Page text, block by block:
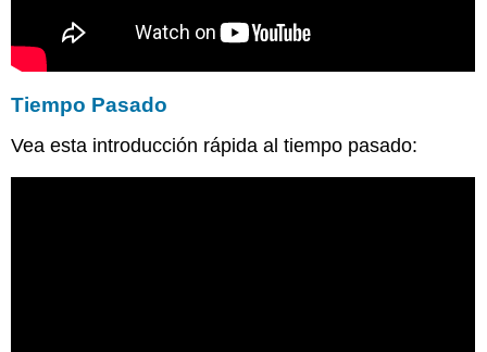
Tiempo Pasado
Vea esta introducción rápida al tiempo pasado: